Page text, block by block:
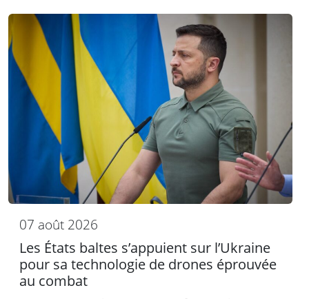
07 août 2026
Les États baltes s’appuient sur l’Ukraine
pour sa technologie de drones éprouvée
au combat